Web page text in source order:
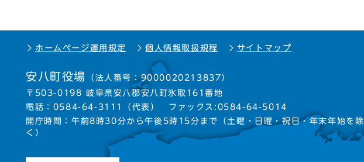
ホームページ運用規定 個人情報取扱規程 サイトマップ
安八町役場 （法人番号：9000020213837）
〒503-0198 岐阜県安八郡安八町氷取161番地
電話： 0584-64-3111 （代表） ファックス:0584-64-5014
開庁時間：午前8時30分から午後5時15分まで
（土曜・日曜・祝日・年末年始を除
く）